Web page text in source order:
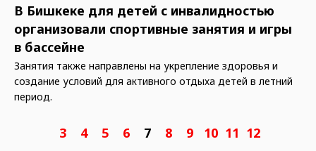
В Бишкеке для детей с инвалидностью
организовали спортивные занятия и игры
в бассейне
Занятия также направлены на укрепление здоровья и
создание условий для активного отдыха детей в летний
период.
3 4 5 6 7 8 9 10 11 12